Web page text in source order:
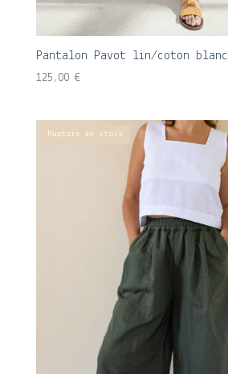
Pantalon Pavot lin/coton blanc
125,00 €
Rupture de stock